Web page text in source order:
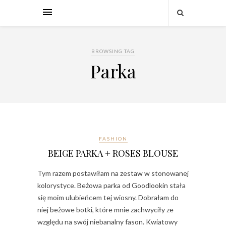
BROWSING TAG
Parka
FASHION
BEIGE PARKA + ROSES BLOUSE
Tym razem postawiłam na zestaw w stonowanej
kolorystyce. Beżowa parka od Goodlookin stała
się moim ulubieńcem tej wiosny. Dobrałam do
niej beżowe botki, które mnie zachwyciły ze
względu na swój niebanalny fason. Kwiatowy